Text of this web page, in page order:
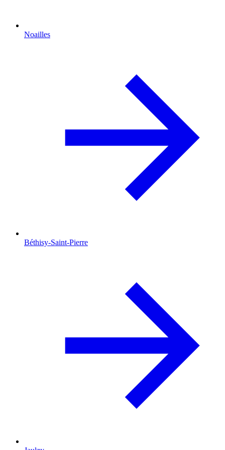
Noailles
Béthisy-Saint-Pierre